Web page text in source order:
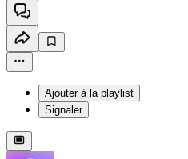
Ajouter à la playlist
Signaler